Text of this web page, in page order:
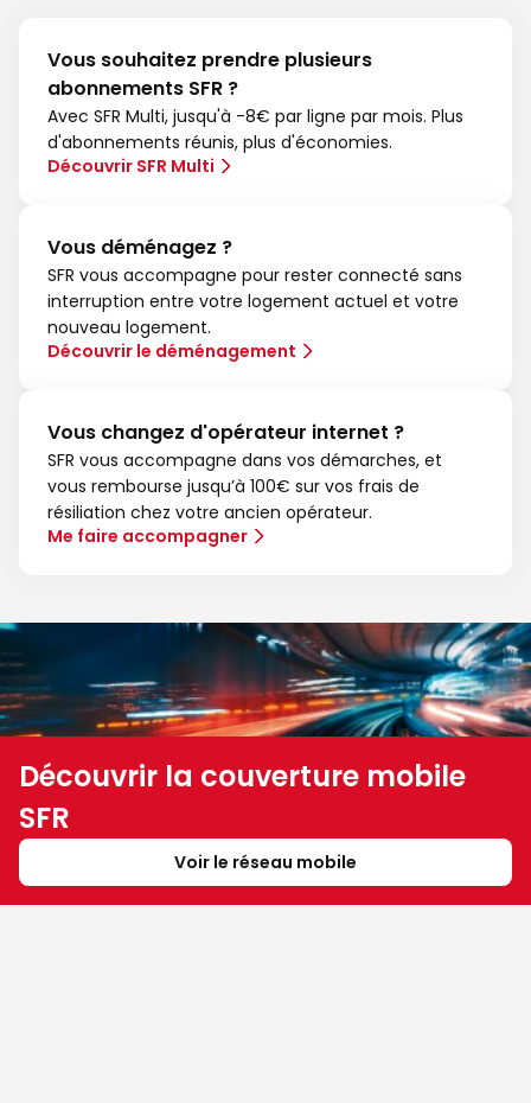
Vous souhaitez prendre plusieurs
abonnements SFR ?
Avec SFR Multi, jusqu'à -8€ par ligne par mois. Plus
d'abonnements réunis, plus d'économies.
Découvrir SFR Multi
Vous déménagez ?
SFR vous accompagne pour rester connecté sans
interruption entre votre logement actuel et votre
nouveau logement.
Découvrir le déménagement
Vous changez d'opérateur internet ?
SFR vous accompagne dans vos démarches, et
vous rembourse jusqu’à 100€ sur vos frais de
résiliation chez votre ancien opérateur.
Me faire accompagner
Découvrir la couverture mobile
SFR
Voir le réseau mobile